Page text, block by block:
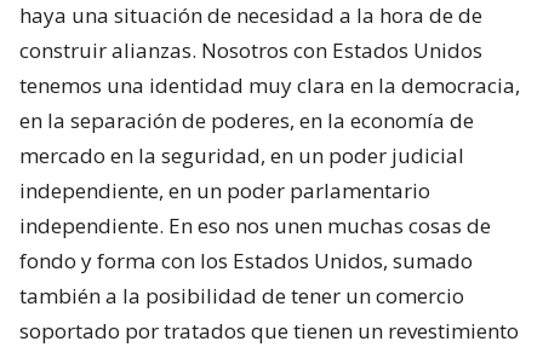
haya una situación de necesidad a la hora de de
construir alianzas. Nosotros con Estados Unidos
tenemos una identidad muy clara en la democracia,
en la separación de poderes, en la economía de
mercado en la seguridad, en un poder judicial
independiente, en un poder parlamentario
independiente. En eso nos unen muchas cosas de
fondo y forma con los Estados Unidos, sumado
también a la posibilidad de tener un comercio
soportado por tratados que tienen un revestimiento